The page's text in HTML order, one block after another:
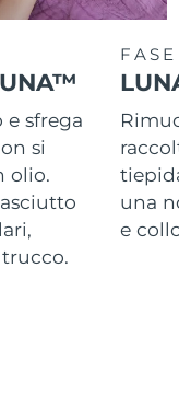
sfrega
si
olio.
una
e